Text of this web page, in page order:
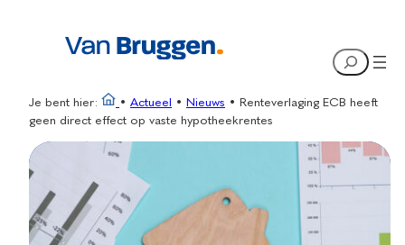
Search
Je bent hier: • Actueel • Nieuws •
Renteverlaging ECB heeft
geen direct effect op vaste hypotheekrentes